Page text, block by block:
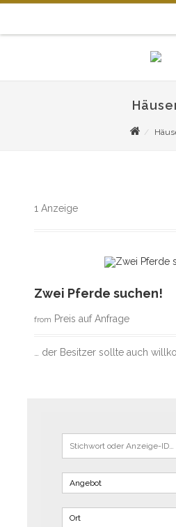
1 Anzeige
Zwei Pferde suchen!
from Preis auf Anfrage
… der Besitzer sollte auch